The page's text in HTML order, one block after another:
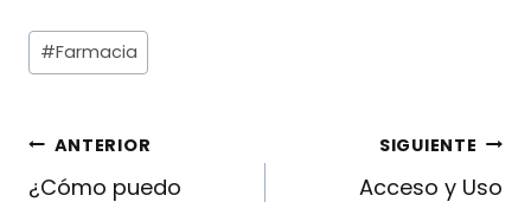
#Farmacia
ANTERIOR
¿Cómo puedo
SIGUIENTE
Acceso y Uso